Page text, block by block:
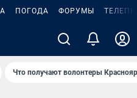
ПОГОДА ФОРУМЫ
Что получают волонтеры